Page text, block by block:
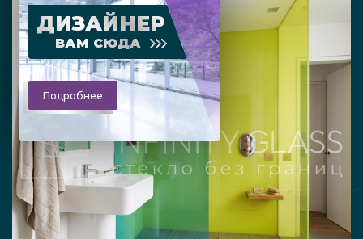
ДИЗАЙНЕР
ВАМ СЮДА
Подробнее